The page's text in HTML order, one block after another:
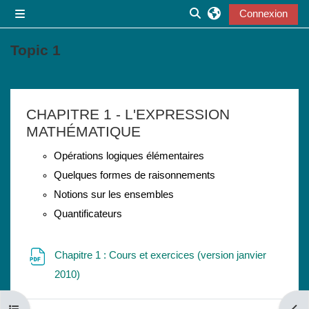
Activer/désactiver la
Connexion
Topic 1
CHAPITRE 1 - L'EXPRESSION
MATHÉMATIQUE
Opérations logiques élémentaires
Quelques formes de raisonnements
Notions sur les ensembles
Quantificateurs
Chapitre 1 : Cours et exercices (version janvier
2010)